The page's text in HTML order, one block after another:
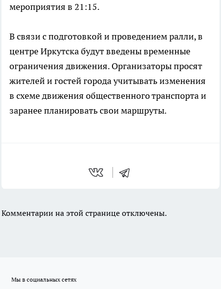
мероприятия в 21:15.
В связи с подготовкой и проведением ралли, в
центре Иркутска будут введены временные
ограничения движения. Организаторы просят
жителей и гостей города учитывать изменения
в схеме движения общественного транспорта и
заранее планировать свои маршруты.
Комментарии на этой странице отключены.
Мы в социальных сетях